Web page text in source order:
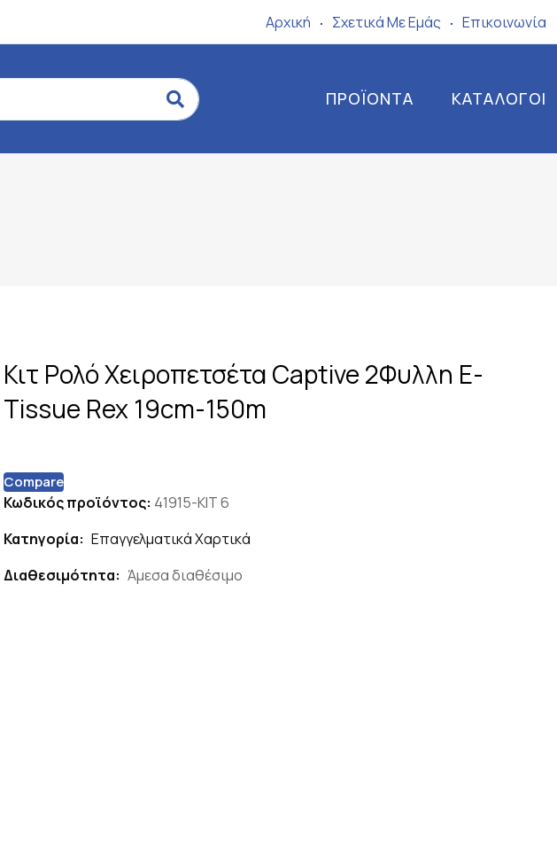
Αρχική Σχετικά Mε Eμάς Επικοινωνία
ΠΡΟΪΌΝΤΑ ΚΑΤΆΛΟΓΟΙ
Κιτ Ρολό Χειροπετσέτα Captive 2Φυλλη E-
Tissue Rex 19cm-150m
Compare
Κωδικός προϊόντος: 41915-ΚΙΤ 6
Κατηγορία: Επαγγελματικά Χαρτικά
Διαθεσιμότητα: Άμεσα διαθέσιμο